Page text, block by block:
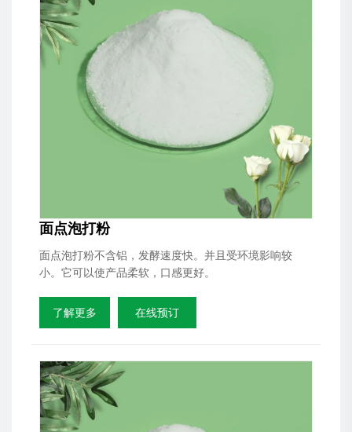
面点泡打粉
面点泡打粉不含铝，发酵速度快。并且受环境影响较
小。它可以使产品柔软，口感更好。
了解更多 在线预订